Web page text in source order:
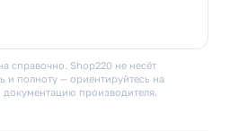
справочно. Shop220 не несёт
и полноту — ориентируйтесь на
документацию производителя.